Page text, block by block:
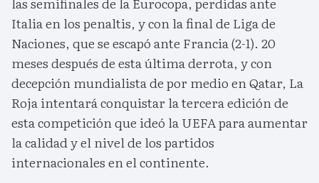
Italia en los penaltis, y con la final de Liga de
Naciones, que se escapó ante Francia (2-1). 20
meses después de esta última derrota, y con
decepción mundialista de por medio en Qatar, La
Roja intentará conquistar la tercera edición de
esta competición que ideó la UEFA para aumentar
la calidad y el nivel de los partidos
internacionales en el continente.